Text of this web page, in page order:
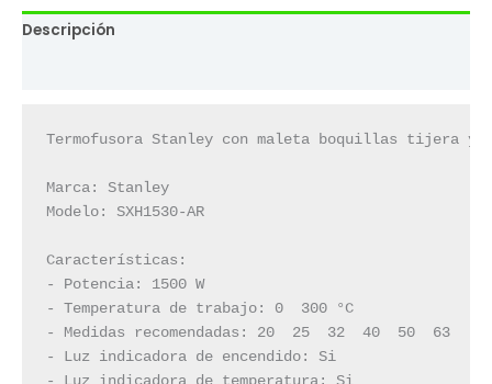
Descripción
Termofusora Stanley con maleta boquillas tijera y
Marca: Stanley
Modelo: SXH1530-AR
Características:
- Potencia: 1500 W
- Temperatura de trabajo: 0  300 °C
- Medidas recomendadas: 20  25  32  40  50  63
- Luz indicadora de encendido: Si